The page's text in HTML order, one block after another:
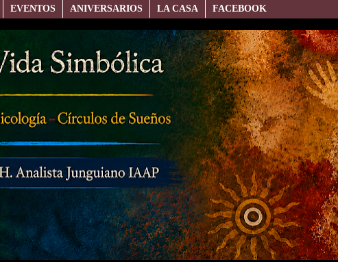
EVENTOS ANIVERSARIOS LA CASA
FACEBOOK